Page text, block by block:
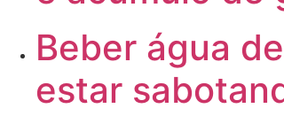
Beber água
estar